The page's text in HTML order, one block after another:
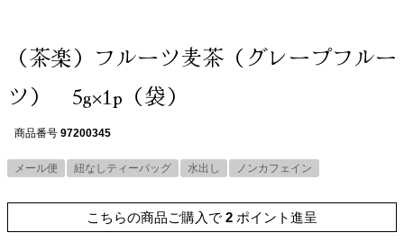
（茶楽）フルーツ麦茶（グレープフルー
ツ） 5g×1p（袋）
商品番号 97200345
メール便 紐なしティーバッグ 水出し ノンカフェイン
こちらの商品ご購入で 2 ポイント進呈